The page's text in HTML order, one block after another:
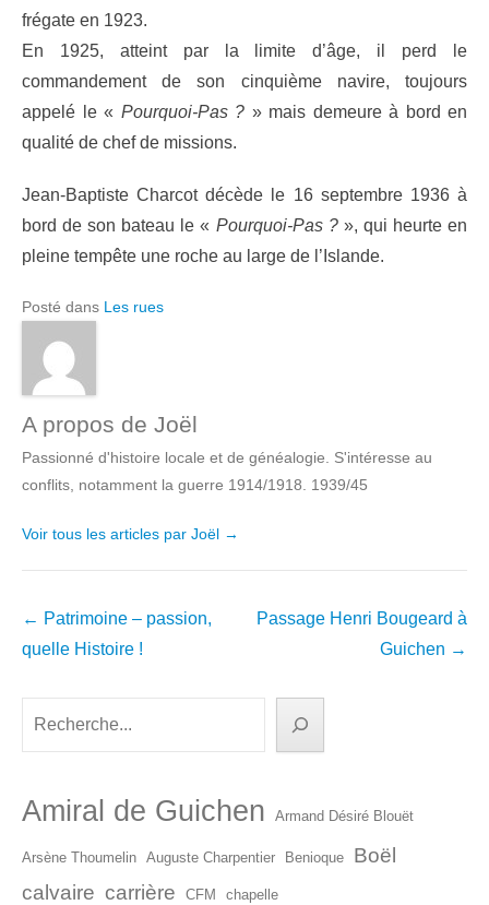
frégate en 1923.
En 1925, atteint par la limite d’âge, il perd le
commandement de son cinquième navire, toujours
appelé le « Pourquoi-Pas ? » mais demeure à bord en
qualité de chef de missions.
Jean-Baptiste Charcot décède le 16 septembre 1936 à
bord de son bateau le « Pourquoi-Pas ?», qui heurte en
pleine tempête une roche au large de l’Islande.
Posté dans Les rues
A propos de Joël
Passionné d'histoire locale et de généalogie. S'intéresse au
conflits, notamment la guerre 1914/1918. 1939/45
Voir tous les articles par Joël →
Navigation
dans
← Patrimoine – passion,
quelle Histoire !
Passage Henri Bougeard à
Guichen →
Amiral de Guichen Armand Désiré Blouët
Arsène Thoumelin Auguste Charpentier Benioque
Boël
calvaire carrière CFM
chapelle